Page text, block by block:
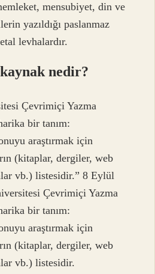
mensubiyet, din ve
yazıldığı paslanmaz
levhalardır.
nedir?
Çevrimiçi Yazma
bir tanım:
araştırmak için
(kitaplar, dergiler, web
vb.) listesidir.” 8 Eylül
Çevrimiçi Yazma
bir tanım:
araştırmak için
(kitaplar, dergiler, web
vb.) listesidir.